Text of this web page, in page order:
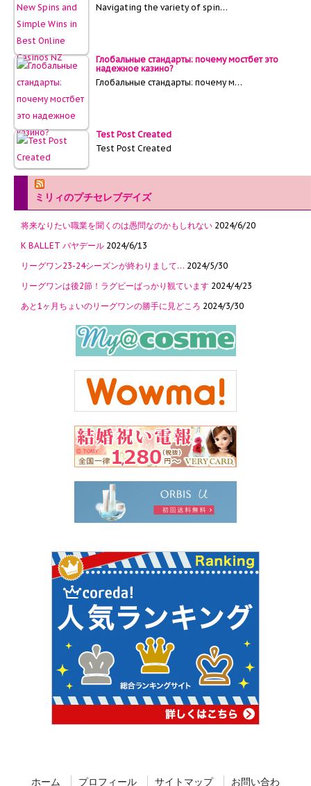
Navigating the variety of spin…
Глобальные стандарты: почему мостбет это
надежное казино?
Глобальные стандарты: почему м…
Test Post Created
Test Post Created
ミリィのプチセレブデイズ
将来なりたい職業を聞くのは愚問なのかもしれない 2024/6/20
K BALLET バヤデール 2024/6/13
リーグワン23-24シーズンが終わりまして… 2024/5/30
リーグワンは後2節！ラグビーばっかり観ています 2024/4/23
あと1ヶ月ちょいのリーグワンの勝手に見どころ 2024/3/30
ホーム プロフィール サイトマップ お問い合わ